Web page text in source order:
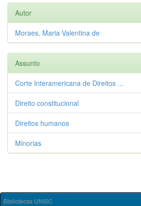
Autor
Moraes, Maria Valentina de
Assunto
Corte Interamericana de Direitos ...
Direito constitucional
Direitos humanos
Minorias
Bibliotecas UNISC